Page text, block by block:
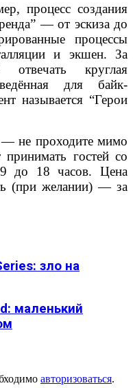
процесс создания
— от эскиза до
процессы
и экшен. За
отвечать круглая
для байк-
называется “Герои
не проходите мимо
принимать гостей со
9 до 18 часов. Цена
(при желании) — за
зло на
маленький
авторизоваться.